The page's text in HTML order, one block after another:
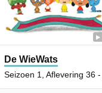
De WieWats